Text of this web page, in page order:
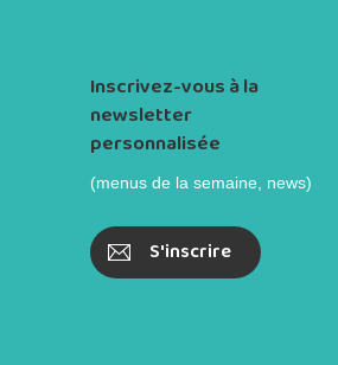
Inscrivez-vous à la
newsletter
personnalisée
(menus de la semaine, news)
S'inscrire